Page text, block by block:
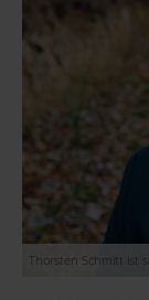
Thorsten Schmitt ist